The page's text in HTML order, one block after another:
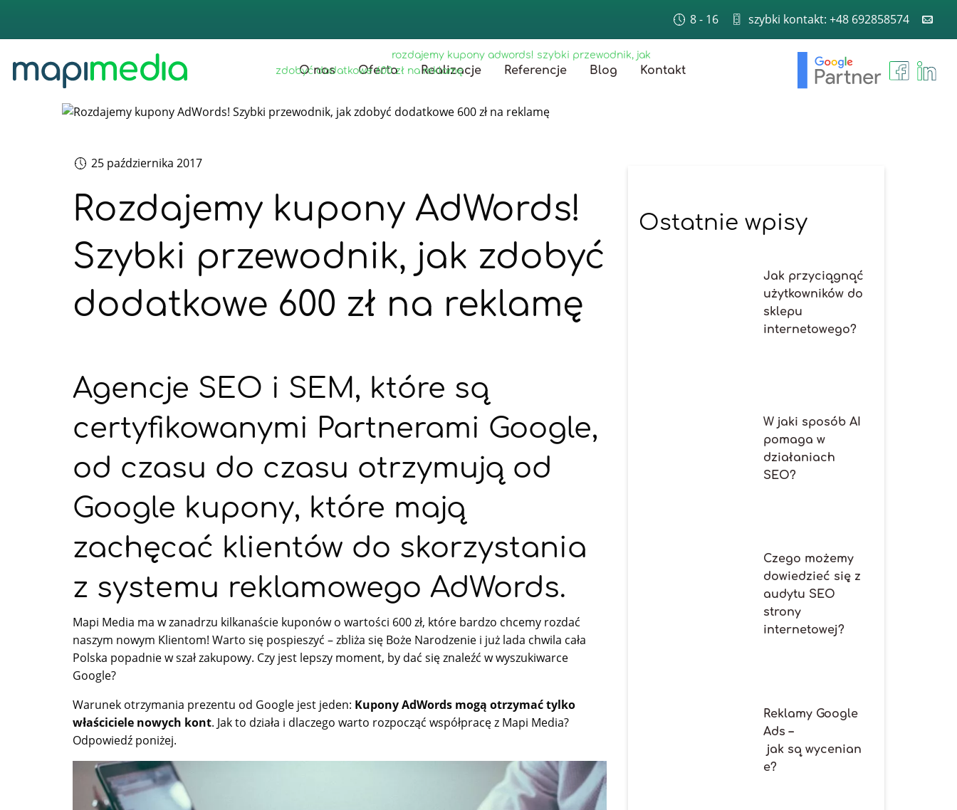
8 - 16 szybki kontakt: +48 692858574
O nas Oferta Realizacje Referencje Blog Kontakt
rozdajemy kupony adwords! szybki przewodnik, jak
zdobyć dodatkowe 600 zł na reklamę
25 października 2017
Rozdajemy kupony AdWords!
Szybki przewodnik, jak zdobyć
dodatkowe 600 zł na reklamę
Agencje SEO i SEM, które są
certyfikowanymi Partnerami Google,
od czasu do czasu otrzymują od
Google kupony, które mają
zachęcać klientów do skorzystania
z systemu reklamowego AdWords.
Mapi Media ma w zanadrzu kilkanaście kuponów o wartości 600 zł, które bardzo chcemy rozdać
naszym nowym Klientom! Warto się pospieszyć – zbliża się Boże Narodzenie i już lada chwila cała
Polska popadnie w szał zakupowy. Czy jest lepszy moment, by dać się znaleźć w wyszukiwarce
Google?
Warunek otrzymania prezentu od Google jest jeden: Kupony AdWords mogą otrzymać tylko
właściciele nowych kont. Jak to działa i dlaczego warto rozpocząć współpracę z Mapi Media?
Odpowiedź poniżej.
Ostatnie wpisy
Jak przyciągnąć
użytkowników do
sklepu
internetowego?
W jaki sposób AI
pomaga w
działaniach
SEO?
Czego możemy
dowiedzieć się z
audytu SEO
strony
internetowej?
Reklamy Google
Ads –
jak są wycenian
e?